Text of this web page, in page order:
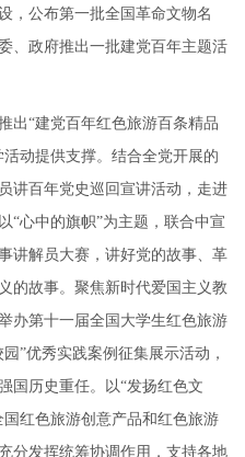
，公布第一批全国革命文物名
、政府推出一批建党百年主题活
出“建党百年红色旅游百条精品
动提供支撑。结合全党开展的
讲百年党史巡回宣讲活动，走进
“心中的旗帜”为主题，联合中宣
讲解员大赛，讲好党的故事、革
的故事。聚焦新时代爱国主义教
办第十一届全国大学生红色旅游
”优秀实践案例征集展示活动，
国历史重任。以“发扬红色文
红色旅游创意产品和红色旅游
分发挥统筹协调作用，支持各地